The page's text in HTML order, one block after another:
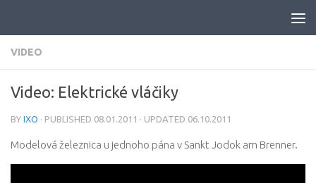
VIDEO
Video: Elektrické vláčiky
BY IXO · PUBLISHED 08.01.2011 · UPDATED 06.10.2011
Modelová železnica u jednoho pána v Sankt Jodok am Brenner.